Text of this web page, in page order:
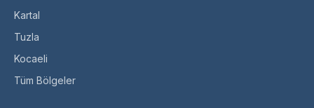
Kartal
Tuzla
Kocaeli
Tüm Bölgeler